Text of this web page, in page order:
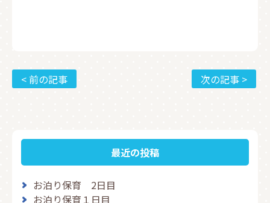
< 前の記事 次の記事 >
最近の投稿
お泊り保育 2日目
お泊り保育１日目